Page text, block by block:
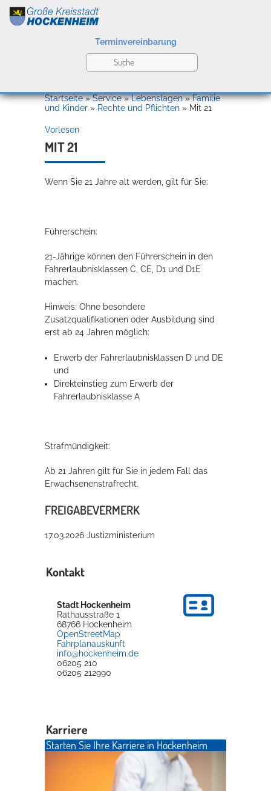
Kultur
Bildung
Wirtschaft
Rathaus
Terminvereinbarung
Konzerte, Tagungen und vieles mehr
Die Stadthalle Hockenheim bietet den perfekten Standort für Events
Erleben in Hockenheim
Spaß unter prickelnden Wasserfällen, das rauschende Meer im
Wellenbecken oder doch lieber die pure Entspannung auf der
Sprudelliege im Solebecken?
Startseite»Service»Lebenslagen»Familie
und Kinder » Rechte und Pflichten » Mit 21
Vorlesen
MIT 21
Wenn Sie 21 Jahre alt werden, gilt für Sie:
Führerschein:
21-Jährige können den Führerschein in den
Fahrerlaubnisklassen C, CE, D1 und D1E
machen.
Hinweis: Ohne besondere
Zusatzqualifikationen oder Ausbildung sind
erst ab 24 Jahren möglich:
Erwerb der Fahrerlaubnisklassen D und DE
und
Direkteinstieg zum Erwerb der
Fahrerlaubnisklasse A
Strafmündigkeit:
Ab 21 Jahren gilt für Sie in jedem Fall das
Erwachsenenstrafrecht.
FREIGABEVERMERK
17.03.2026 Justizministerium
Kontakt
Stadt Hockenheim
Rathausstraße 1
68766 Hockenheim
OpenStreetMap
Fahrplanauskunft
info@hockenheim.de
06205 210
06205 212990
Karriere
Starten Sie Ihre Karriere in Hockenheim